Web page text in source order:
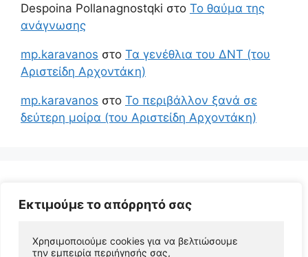
Εκτιμούμε το απόρρητό σας
Χρησιμοποιούμε cookies για να βελτιώσουμε
την εμπειρία περιήγησής σας,
Despoina Pollanagnostqki στο Το θαύμα της
ανάγνωσης
mp.karavanos στο Τα γενέθλια του ΔΝΤ (του
Αριστείδη Αρχοντάκη)
mp.karavanos στο Το περιβάλλον ξανά σε
δεύτερη μοίρα (του Αριστείδη Αρχοντάκη)